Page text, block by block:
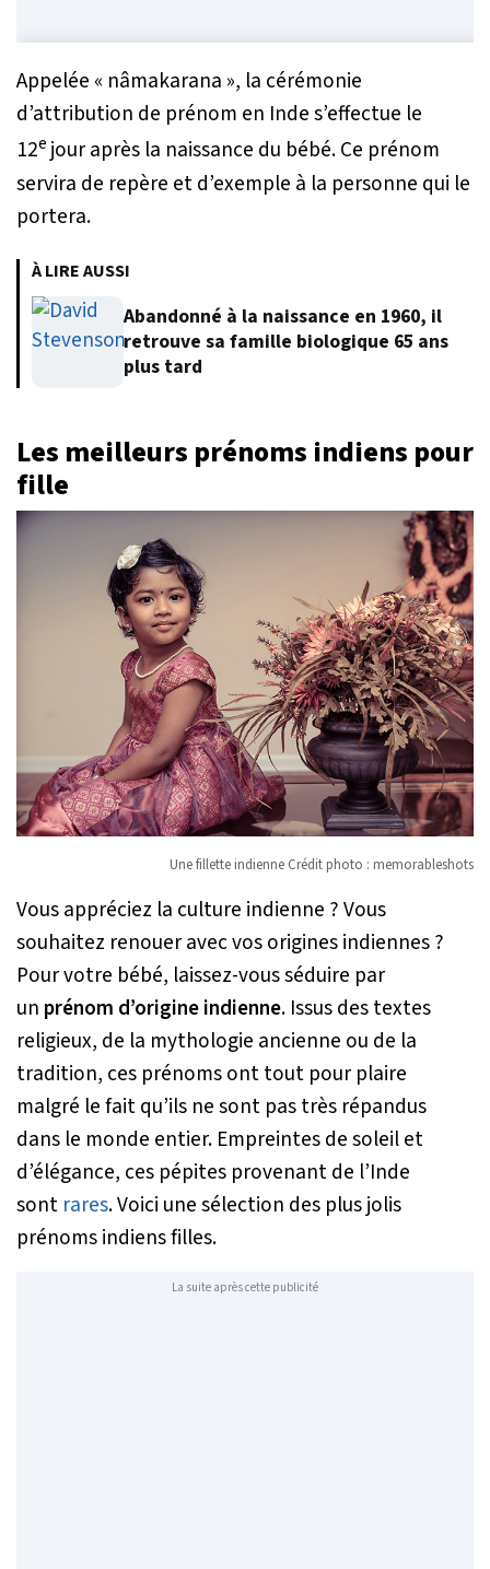
Appelée « nâmakarana », la cérémonie
d’attribution de prénom en Inde s’effectue le
12ejour après la naissance du bébé. Ce prénom
servira de repère et d’exemple à la personne qui le
portera.
À LIRE AUSSI
Abandonné à la naissance en 1960, il
retrouve sa famille biologique 65 ans
plus tard
Les meilleurs prénoms indiens pour
fille
Une fillette indienne Crédit photo : memorableshots
Vous appréciez la culture indienne ? Vous
souhaitez renouer avec vos origines indiennes ?
Pour votre bébé, laissez-vous séduire par
un prénom d’origine indienne. Issus des textes
religieux, de la mythologie ancienne ou de la
tradition, ces prénoms ont tout pour plaire
malgré le fait qu’ils ne sont pas très répandus
dans le monde entier. Empreintes de soleil et
d’élégance, ces pépites provenant de l’Inde
sont rares. Voici une sélection des plus jolis
prénoms indiens filles.
La suite après cette publicité